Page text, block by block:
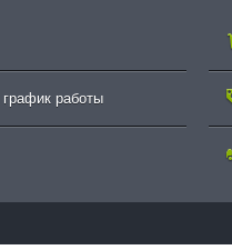
работы